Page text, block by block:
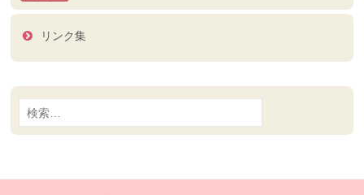
リンク集
検
索: